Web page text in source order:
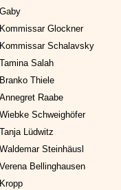
Gaby
Kommissar Glockner
Kommissar Schalavsky
Tamina Salah
Branko Thiele
Annegret Raabe
Wiebke Schweighöfer
Tanja Lüdwitz
Waldemar Steinhäusl
Verena Bellinghausen
Kropp